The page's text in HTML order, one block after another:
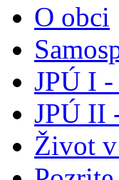
O obci
JPÚ I
JPÚ II
Život